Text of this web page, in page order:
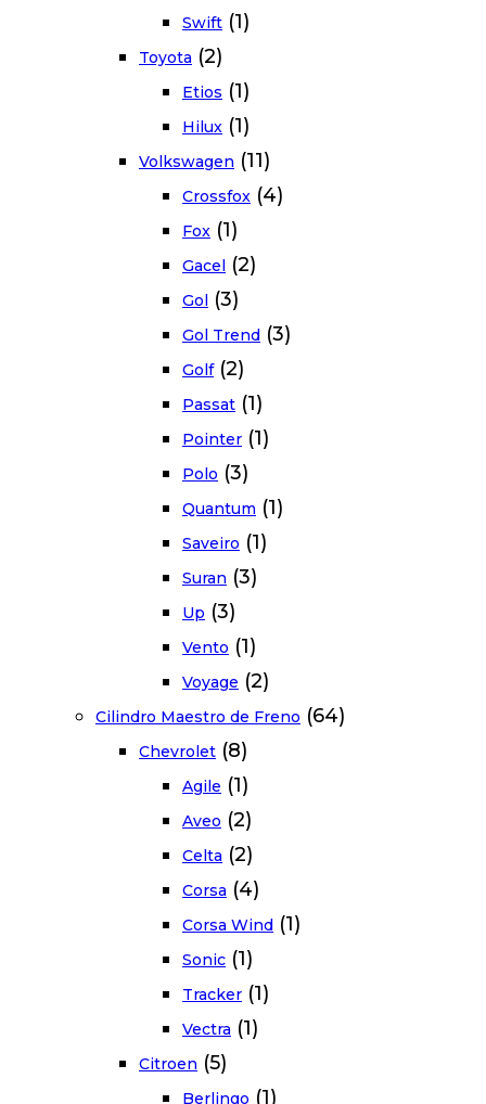
Swift (1)
Toyota (2)
Etios (1)
Hilux (1)
Volkswagen (11)
Crossfox (4)
Fox (1)
Gacel (2)
Gol (3)
Gol Trend (3)
Golf (2)
Passat (1)
Pointer (1)
Polo (3)
Quantum (1)
Saveiro (1)
Suran (3)
Up (3)
Vento (1)
Voyage (2)
Cilindro Maestro de Freno (64)
Chevrolet (8)
Agile (1)
Aveo (2)
Celta (2)
Corsa (4)
Corsa Wind (1)
Sonic (1)
Tracker (1)
Vectra (1)
Citroen (5)
Berlingo (1)